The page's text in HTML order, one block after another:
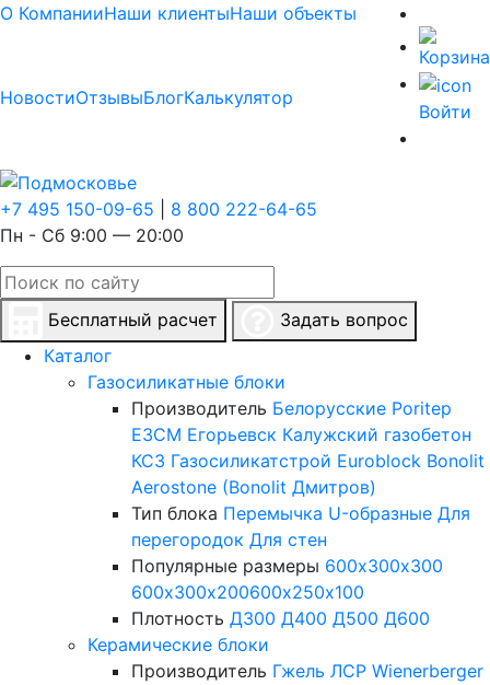
О КомпанииНаши клиентыНаши объекты
НовостиОтзывыБлогКалькулятор
Войти
+7 495 150-09-65
8 800 222-64-65
Пн - Сб 9:00 — 20:00
Бесплатный расчет
Задать вопрос
Каталог
Газосиликатные блоки
Производитель Белорусские Poritep
ЕЗСМ Егорьевск Калужский газобетон
КСЗ Газосиликатстрой Euroblock Bonolit
Aerostone (Bonolit Дмитров)
Тип блока Перемычка U-образные Для
перегородок Для стен
Популярные размеры 600х300х300
600х300х200600х250х100
Плотность Д300 Д400 Д500 Д600
Керамические блоки
Производитель Гжель ЛСР Wienerberger